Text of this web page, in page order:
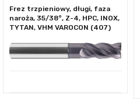
Frez trzpieniowy, długi, faza
naroża, 35/38°, Z-4, HPC, INOX,
TYTAN, VHM VAROCON (407)